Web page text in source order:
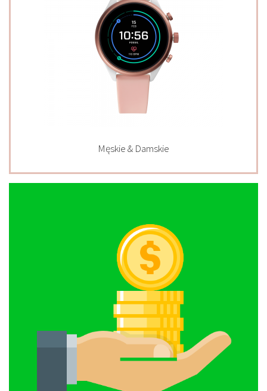
Męskie & Damskie